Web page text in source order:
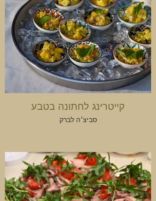
קייטרינג לחתונה בטבע
סביצ׳ה לברק